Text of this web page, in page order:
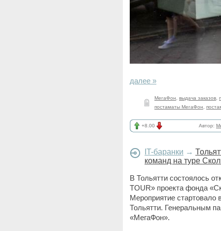
далее »
МегаФон выдача заказов
постаматы МегаФон
+8.00 Автор:
IT-баранки →
команд на туре
В Тольятти состоялось
TOUR» проекта фонда
Мероприятие стартовало
Тольятти. Генеральным
«МегаФон».